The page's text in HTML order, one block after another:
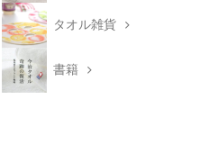
タオル雑貨
書籍